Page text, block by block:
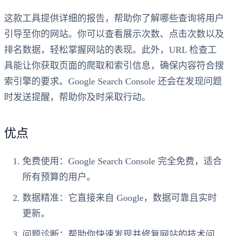
这款工具提供详细的报告，帮助你了解哪些查询将用户
引导至你的网站。你可以查看展示次数、点击次数以及
排名数据，轻松掌握网站的表现。此外，URL 检查工
具能让你获取页面的爬取和索引信息，确保内容符合搜
索引擎的要求。Google Search Console 还会在发现问题
时发送提醒，帮助你及时采取行动。
优点
免费使用 ：Google Search Console 完全免费，适合
所有预算的用户。
数据精准 ：它直接来自 Google，数据可靠且实时
更新。